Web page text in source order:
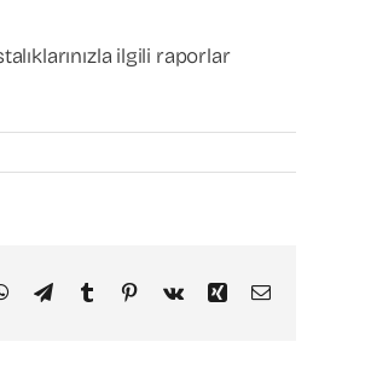
ilgili raporlar
WhatsApp
TelegramTumblr PinterestVk Xing Email